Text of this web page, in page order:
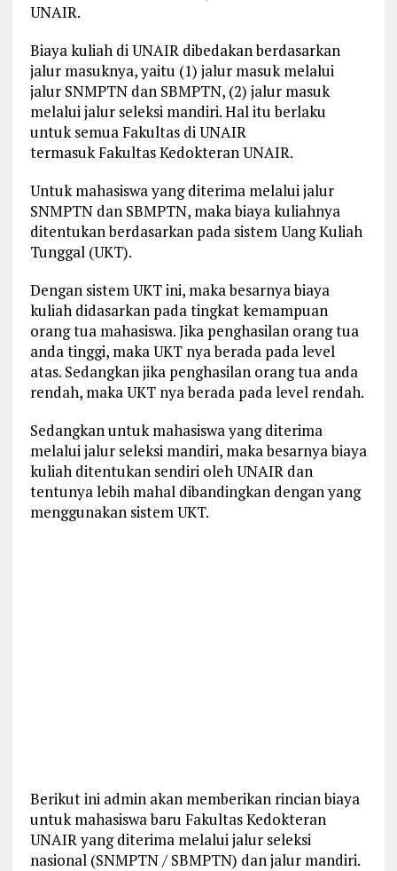
UNAIR.
Biaya kuliah di UNAIR dibedakan berdasarkan
jalur masuknya, yaitu (1) jalur masuk melalui
jalur SNMPTN dan SBMPTN, (2) jalur masuk
melalui jalur seleksi mandiri. Hal itu berlaku
untuk semua Fakultas di UNAIR
termasuk Fakultas Kedokteran UNAIR.
Untuk mahasiswa yang diterima melalui jalur
SNMPTN dan SBMPTN, maka biaya kuliahnya
ditentukan berdasarkan pada sistem Uang Kuliah
Tunggal (UKT).
Dengan sistem UKT ini, maka besarnya biaya
kuliah didasarkan pada tingkat kemampuan
orang tua mahasiswa. Jika penghasilan orang tua
anda tinggi, maka UKT nya berada pada level
atas. Sedangkan jika penghasilan orang tua anda
rendah, maka UKT nya berada pada level rendah.
Sedangkan untuk mahasiswa yang diterima
melalui jalur seleksi mandiri, maka besarnya biaya
kuliah ditentukan sendiri oleh UNAIR dan
tentunya lebih mahal dibandingkan dengan yang
menggunakan sistem UKT.
Berikut ini admin akan memberikan rincian biaya
untuk mahasiswa baru Fakultas Kedokteran
UNAIR yang diterima melalui jalur seleksi
nasional (SNMPTN / SBMPTN) dan jalur mandiri.